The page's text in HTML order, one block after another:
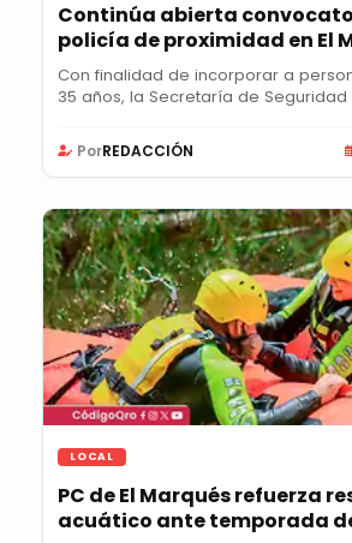
Continúa abierta
policía de proximidad en El
Con finalidad de incorporar a
35 años, la Secretaría de Seguridad
PorREDACCIÓN
LOCAL
PC de El Marqués refuerza
acuático ante temporada